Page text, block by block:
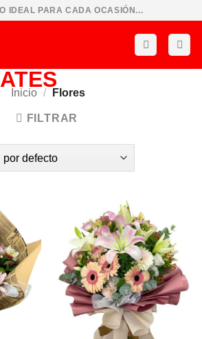
IDEAL PARA CADA OCASIÓN...
Inicio / Flores
FILTRAR